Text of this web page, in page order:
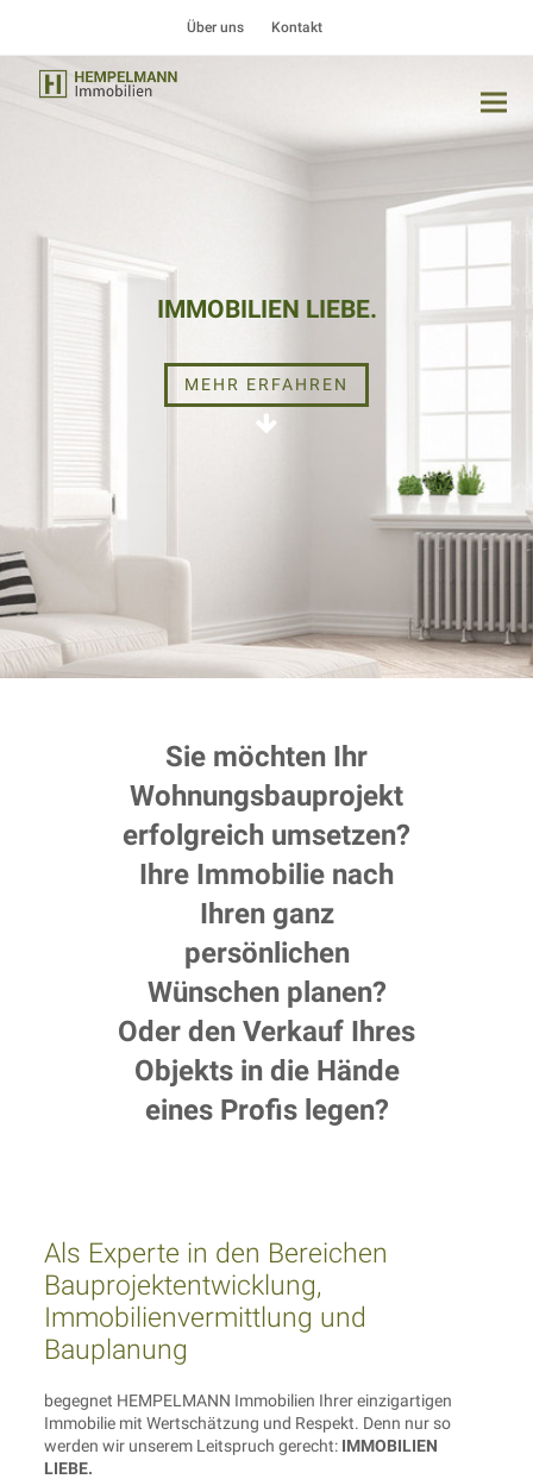
Über uns Kontakt
IMMOBILIEN LIEBE.
MEHR ERFAHREN
Sie möchten Ihr
Wohnungsbauprojekt
erfolgreich umsetzen?
Ihre Immobilie nach
Ihren ganz
persönlichen
Wünschen planen?
Oder den Verkauf Ihres
Objekts in die Hände
eines Profis legen?
Als Experte in den Bereichen
Bauprojektentwicklung,
Immobilienvermittlung und
Bauplanung
begegnet HEMPELMANN Immobilien Ihrer einzigartigen
Immobilie mit Wertschätzung und Respekt. Denn nur so
werden wir unserem Leitspruch gerecht: IMMOBILIEN
LIEBE.